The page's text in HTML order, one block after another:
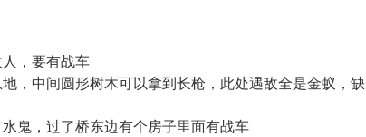
，要有战车
，中间圆形树木可以拿到长枪，此处遇敌全是金蚁，缺
鬼，过了桥东边有个房子里面有战车